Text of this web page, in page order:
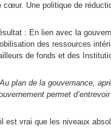
cœur. Une politique de
: En lien avec la
des ressources
de fonds et des
plan de la gouvernance,
permet
est vrai que les niveaux